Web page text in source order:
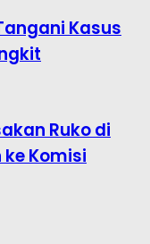
Kasus
Ruko di
Komisi